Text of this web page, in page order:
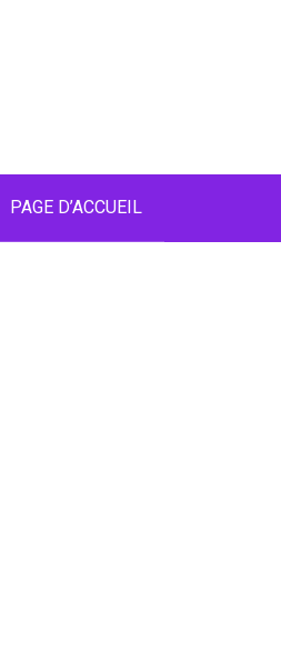
PAGE D’ACCUEIL